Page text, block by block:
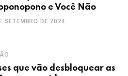
e Você Não
SETEMBRO DE 2024
que vão desbloquear as